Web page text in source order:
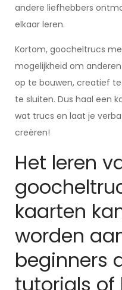
andere liefhebbers
elkaar leren.
Kortom, goocheltrucs
mogelijkheid om
op te bouwen, creatief
te sluiten. Dus haal een
wat trucs en laat je
creëren!
Het leren
kaarten
worden
beginners
tutorials of